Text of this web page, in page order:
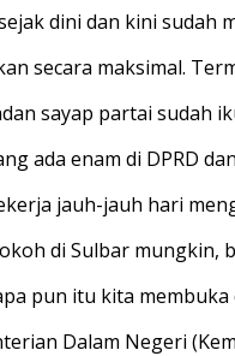
dini dan kini sudah
secara maksimal.
sayap partai sudah
ada enam di DPRD
jauh-jauh hari
di Sulbar
pun itu kita
Dalam Negeri